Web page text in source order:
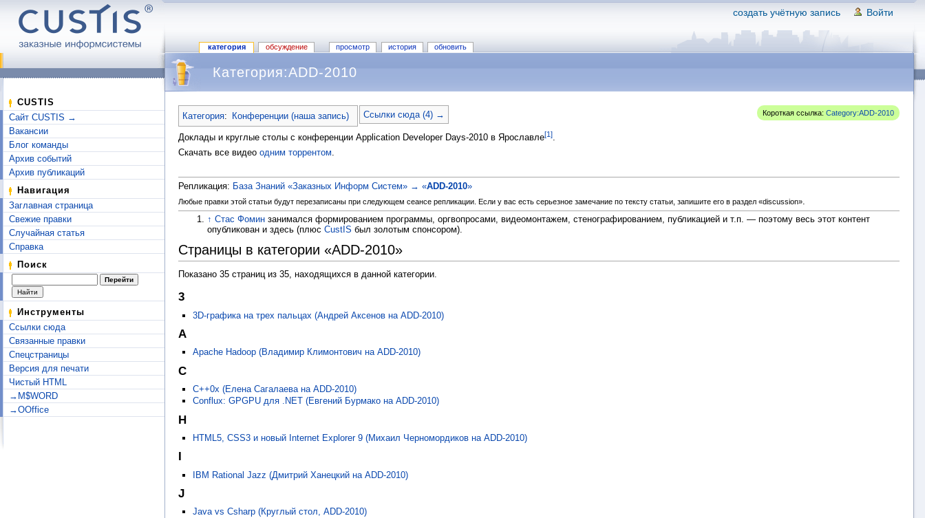
создать учётную запись Войти
категория обсуждение просмотр история обновить
CUSTIS
Сайт CUSTIS →
Вакансии
Блог команды
Архив событий
Архив публикаций
Навигация
Заглавная страница
Свежие правки
Случайная статья
Справка
Поиск
Инструменты
Ссылки сюда
Связанные правки
Спецстраницы
Версия для печати
Чистый HTML
→M$WORD
→OOffice
Категория:ADD-2010
Категория: Конференции (наша запись) Короткая ссылка: Category:ADD-2010
Ссылки сюда (4) →
Доклады и круглые столы с конференции Application Developer Days-2010 в Ярославле[1].
Скачать все видео одним торрентом.
Репликация: База Знаний «Заказных Информ Систем» → «ADD-2010»
Любые правки этой статьи будут перезаписаны при следующем сеансе репликации. Если у вас есть серьезное замечание по тексту статьи, запишите его в раздел «discussion»
↑ Стас Фоминзанимался формированием программы, оргвопросами, видеомонтажем, стенографированием, публикацией и т.п. — поэтому весь этот контент
опубликован и здесь (плюс CustIS был золотым спонсором).
Страницы в категории «ADD-2010»
Показано 35 страниц из 35, находящихся в данной категории.
3
3D-графика на трех пальцах (Андрей Аксенов на ADD-2010)
A
Apache Hadoop (Владимир Климонтович на ADD-2010)
C
C++0x (Елена Сагалаева на ADD-2010)
Conflux: GPGPU для .NET (Евгений Бурмако на ADD-2010)
H
HTML5, CSS3 и новый Internet Explorer 9 (Михаил Черномордиков на ADD-2010)
I
IBM Rational Jazz (Дмитрий Ханецкий на ADD-2010)
J
Java vs Csharp (Круглый стол, ADD-2010)